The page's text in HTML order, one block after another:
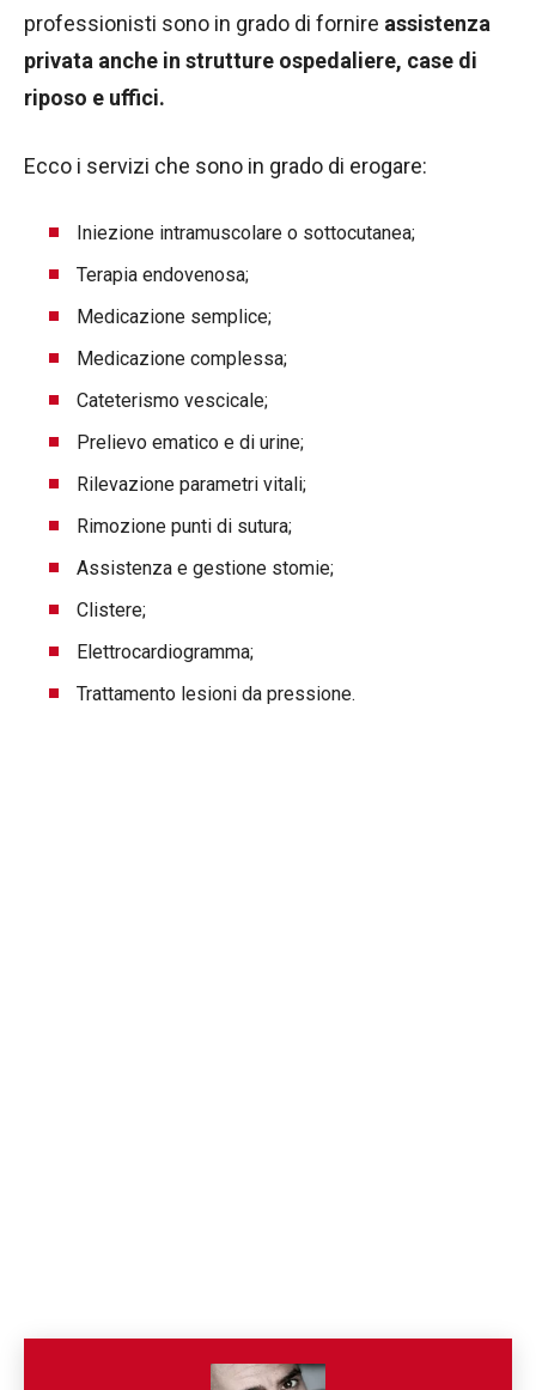
professionisti sono in grado di fornire assistenza
privata anche in strutture ospedaliere, case di
riposo e uffici.
Ecco i servizi che sono in grado di erogare:
Iniezione intramuscolare o sottocutanea;
Terapia endovenosa;
Medicazione semplice;
Medicazione complessa;
Cateterismo vescicale;
Prelievo ematico e di urine;
Rilevazione parametri vitali;
Rimozione punti di sutura;
Assistenza e gestione stomie;
Clistere;
Elettrocardiogramma;
Trattamento lesioni da pressione.